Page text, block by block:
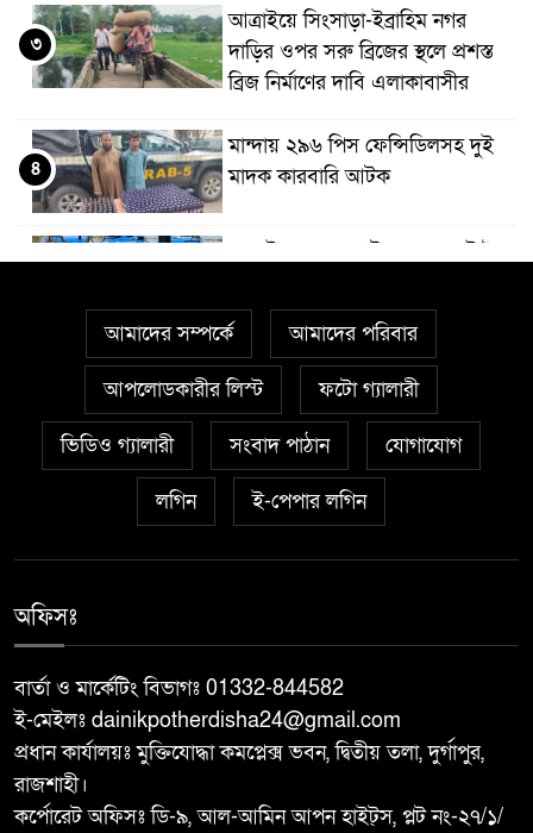
আত্রাইয়ে সিংসাড়া-ইব্রাহিম নগর
দাড়ির ওপর সরু ব্রিজের স্থলে প্রশস্ত
ব্রিজ নির্মাণের দাবি এলাকাবাসীর
৩
মান্দায় ২৯৬ পিস ফেন্সিডিলসহ দুই
মাদক কারবারি আটক
৪
আত্রাইয়ে ২০ লাখ টাকা মূল্যের ট্রাক্টর
বাঘা পৌরসভার উন্নয়নে পাঁচটি
প্রকল্পের উদ্বোধন করলেন সংসদ
সদস্য আবু সাঈদ চাঁদ
চারঘাটে পাঁচ মাদক মামলার আসামি
গ্রেপ্তার, মাদকের বিরুদ্ধে জিরো
৮
দুর্গাপুরে ঝালুকা ইউনিয়ন পরিদর্শন
করলেন ইউএনও উম্মে হাবিবা
৯
আমাদের সম্পর্কে আমাদের পরিবার
আপলোডকারীর লিস্ট ফটো গ্যালারী
ভিডিও গ্যালারী সংবাদ পাঠান যোগাযোগ
লগিন ই-পেপার লগিন
অফিসঃ
বার্তা ও মার্কেটিং বিভাগঃ 01332-844582
ই-মেইলঃ dainikpotherdisha24@gmail.com
প্রধান কার্যালয়ঃ মুক্তিযোদ্ধা কমপ্লেক্স ভবন, দ্বিতীয় তলা, দুর্গাপুর,
রাজশাহী।
কর্পোরেট অফিসঃ ডি-৯, আল-আমিন আপন হাইট্স, প্লট নং-২৭/১/